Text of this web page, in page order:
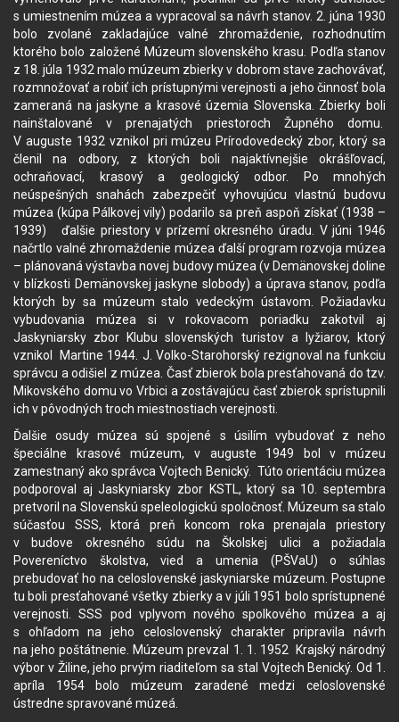
s umiestnením múzea a vypracoval sa návrh stanov. 2. júna 1930
bolo zvolané zakladajúce valné zhromaždenie, rozhodnutím
ktorého bolo založené Múzeum slovenského krasu. Podľa stanov
z 18. júla 1932 malo múzeum zbierky v dobrom stave zachovávať,
rozmnožovať a robiť ich prístupnými verejnosti a jeho činnosť bola
zameraná na jaskyne a krasové územia Slovenska. Zbierky boli
nainštalované v prenajatých priestoroch Župného domu.
V auguste 1932 vznikol pri múzeu Prírodovedecký zbor, ktorý sa
členil na odbory, z ktorých boli najaktívnejšie okrášľovací,
ochraňovací, krasový a geologický odbor. Po mnohých
neúspešných snahách zabezpečiť vyhovujúcu vlastnú budovu
múzea (kúpa Pálkovej vily) podarilo sa preň aspoň získať (1938 –
1939) ďalšie priestory v prízemí okresného úradu. V júni 1946
načrtlo valné zhromaždenie múzea ďalší program rozvoja múzea
– plánovaná výstavba novej budovy múzea (v Demänovskej doline
v blízkosti Demänovskej jaskyne slobody) a úprava stanov, podľa
ktorých by sa múzeum stalo vedeckým ústavom. Požiadavku
vybudovania múzea si v rokovacom poriadku zakotvil aj
Jaskyniarsky zbor Klubu slovenských turistov a lyžiarov, ktorý
vznikol Martine 1944. J. Volko-Starohorský rezignoval na funkciu
správcu a odišiel z múzea. Časť zbierok bola presťahovaná do tzv.
Mikovského domu vo Vrbici a zostávajúcu časť zbierok sprístupnili
ich v pôvodných troch miestnostiach verejnosti.
Ďalšie osudy múzea sú spojené s úsilím vybudovať z neho
špeciálne krasové múzeum, v auguste 1949 bol v múzeu
zamestnaný ako správca Vojtech Benický. Túto orientáciu múzea
podporoval aj Jaskyniarsky zbor KSTL, ktorý sa 10. septembra
pretvoril na Slovenskú speleologickú spoločnosť. Múzeum sa stalo
súčasťou SSS, ktorá preň koncom roka prenajala priestory
v budove okresného súdu na Školskej ulici a požiadala
Povereníctvo školstva, vied a umenia (PŠVaU) o súhlas
prebudovať ho na celoslovenské jaskyniarske múzeum. Postupne
tu boli presťahované všetky zbierky a v júli 1951 bolo sprístupnené
verejnosti. SSS pod vplyvom nového spolkového múzea a aj
s ohľadom na jeho celoslovenský charakter pripravila návrh
na jeho poštátnenie. Múzeum prevzal 1. 1. 1952 Krajský národný
výbor v Žiline, jeho prvým riaditeľom sa stal Vojtech Benický. Od 1.
apríla 1954 bolo múzeum zaradené medzi celoslovenské
ústredne spravované múzeá.